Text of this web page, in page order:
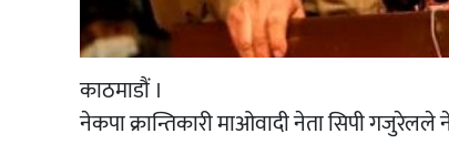
काठमाडौं ।
नेकपा क्रान्तिकारी माओवादी नेता सिपी गजुरेलले